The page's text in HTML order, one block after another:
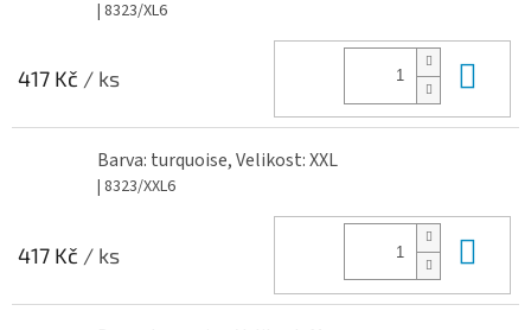
| 8323/XL6
417 Kč / ks
Barva: turquoise, Velikost: XXL
| 8323/XXL6
417 Kč / ks